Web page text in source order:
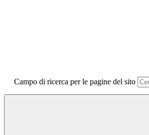
Campo di ricerca per le pagine del sito